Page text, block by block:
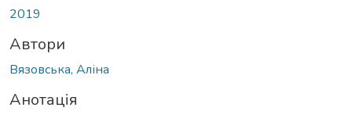
2019
Автори
Вязовська, Аліна
Анотація